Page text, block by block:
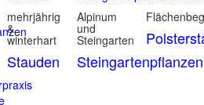
mehrjährig
&
winterhart
Stauden
Alpinum
und
Steingarten
Steingartenpflanzen